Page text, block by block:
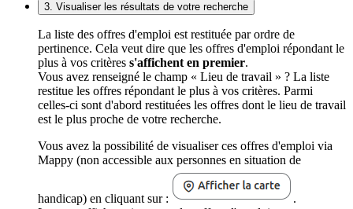
3. Visualiser les résultats de votre recherche
La liste des offres d'emploi est restituée par ordre de
pertinence. Cela veut dire que les offres d'emploi répondant le
plus à vos critères s'affichent en premier.
Vous avez renseigné le champ « Lieu de travail » ? La liste
restitue les offres répondant le plus à vos critères. Parmi
celles-ci sont d'abord restituées les offres dont le lieu de travail
est le plus proche de votre recherche.
Vous avez la possibilité de visualiser ces offres d'emploi via
Mappy (non accessible aux personnes en situation de
handicap) en cliquant sur :
.